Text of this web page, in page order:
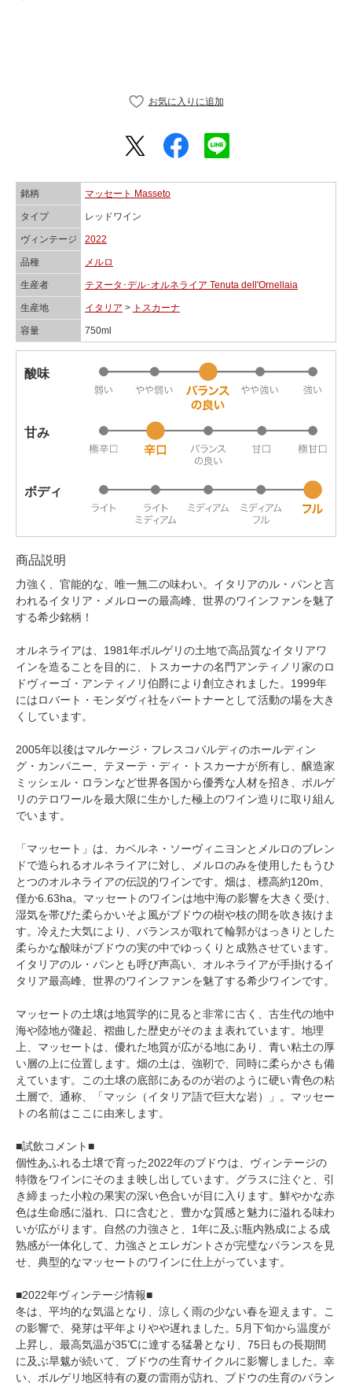
銘柄 マッセート Masseto
タイプ レッドワイン
ヴィンテージ 2022
品種 メルロ
生産者 テヌータ･デル･オルネライア Tenuta dell'Ornellaia
生産地 イタリア > トスカーナ
容量 750ml
酸味
甘み
ボディ
商品説明
力強く、官能的な、唯一無二の味わい。イタリアのル・パンと言
われるイタリア・メルローの最高峰、世界のワインファンを魅了
する希少銘柄！
オルネライアは、1981年ボルゲリの土地で高品質なイタリアワ
インを造ることを目的に、トスカーナの名門アンティノリ家のロ
ドヴィーゴ・アンティノリ伯爵により創立されました。1999年
にはロバート・モンダヴィ社をパートナーとして活動の場を大き
くしています。
2005年以後はマルケージ・フレスコバルディのホールディン
グ・カンパニー、テヌーテ・ディ・トスカーナが所有し、醸造家
ミッシェル・ロランなど世界各国から優秀な人材を招き、ボルゲ
リのテロワールを最大限に生かした極上のワイン造りに取り組ん
でいます。
「マッセート」は、カベルネ・ソーヴィニヨンとメルロのブレン
ドで造られるオルネライアに対し、メルロのみを使用したもうひ
とつのオルネライアの伝説的ワインです。畑は、標高約120m、
僅か6.63ha。マッセートのワインは地中海の影響を大きく受け、
湿気を帯びた柔らかいそよ風がブドウの樹や枝の間を吹き抜けま
す。冷えた大気により、バランスが取れて輪郭がはっきりとした
柔らかな酸味がブドウの実の中でゆっくりと成熟させています。
イタリアのル・パンとも呼び声高い、オルネライアが手掛けるイ
タリア最高峰、世界のワインファンを魅了する希少ワインです。
マッセートの土壌は地質学的に見ると非常に古く、古生代の地中
海や陸地が隆起、褶曲した歴史がそのまま表れています。地理
上、マッセートは、優れた地質が広がる地にあり、青い粘土の厚
い層の上に位置します。畑の土は、強靭で、同時に柔らかさも備
えています。この土壌の底部にあるのが岩のように硬い青色の粘
土層で、通称、「マッシ（イタリア語で巨大な岩）」。マッセー
トの名前はここに由来します。
■試飲コメント■
個性あふれる土壌で育った2022年のブドウは、ヴィンテージの
特徴をワインにそのまま映し出しています。グラスに注ぐと、引
き締まった小粒の果実の深い色合いが目に入ります。鮮やかな赤
色は生命感に溢れ、口に含むと、豊かな質感と魅力に溢れる味わ
いが広がります。自然の力強さと、1年に及ぶ瓶内熟成による成
熟感が一体化して、力強さとエレガントさが完璧なバランスを見
せ、典型的なマッセートのワインに仕上がっています。
■2022年ヴィンテージ情報■
冬は、平均的な気温となり、涼しく雨の少ない春を迎えます。こ
の影響で、発芽は平年よりやや遅れました。5月下旬から温度が
上昇し、最高気温が35℃に達する猛暑となり、75日もの長期間
に及ぶ旱魃が続いて、ブドウの生育サイクルに影響しました。幸
い、ボルゲリ地区特有の夏の雷雨が訪れ、ブドウの生育のバラン